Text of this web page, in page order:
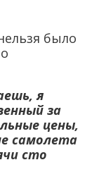
было
я
за
цены,
самолета
сто